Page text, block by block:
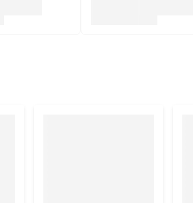
vis en vis bijproducten (min 4% zalm),